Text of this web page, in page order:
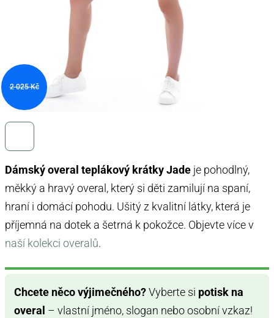
Dámský overal teplákový krátky Jade je pohodlný,
měkký a hravý overal, který si děti zamilují na spaní,
hraní i domácí pohodu. Ušitý z kvalitní látky, která je
příjemná na dotek a šetrná k pokožce. Objevte více v
naší kolekci overalů.
Chcete něco výjimečného?Vyberte si potisk na
overal – vlastní jméno, slogan nebo osobní vzkaz!
2 025 Kč